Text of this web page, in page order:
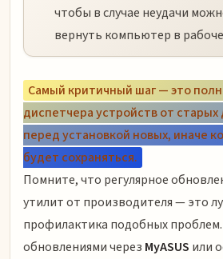
чтобы в случае неудачи
вернуть компьютер в
Самый критичный шаг — это
диспетчера устройств от старых
перед установкой новых, иначе
будет сохраняться.
Помните, что регулярное
утилит от производителя — это
профилактика подобных
обновлениями через MyASUS или